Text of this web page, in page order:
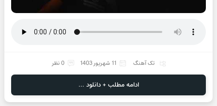
تک آهنگ 11 شهریور 1403 0 نظر
ادامه مطلب + دانلود ...